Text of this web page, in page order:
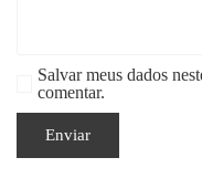
Salvar meus dados
comentar.